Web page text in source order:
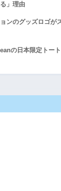
」理由
ンのグッズロゴが
の日本限定トー